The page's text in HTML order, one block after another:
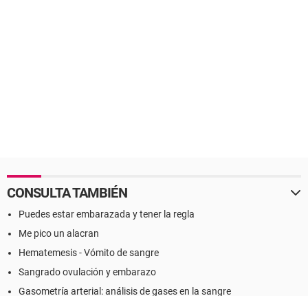
CONSULTA TAMBIÉN
Puedes estar embarazada y tener la regla
Me pico un alacran
Hematemesis - Vómito de sangre
Sangrado ovulación y embarazo
Gasometría arterial: análisis de gases en la sangre